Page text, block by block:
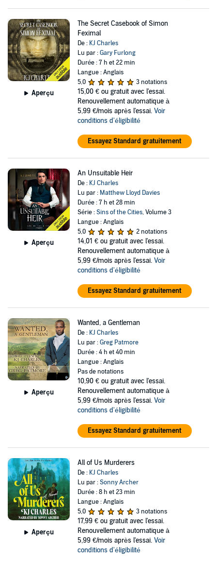
Aperçu
The Secret Casebook of Simon
Feximal
De : KJ Charles
Lu par :Gary Furlong
Durée : 7 h et 22 min
Langue : Anglais
5,0
3 notations
15,00 € ou gratuit avec l'essai.
Renouvellement automatique à
5,99 €/mois après l'essai. Voir
conditions d'éligibilité
Essayez Standard gratuitement
Aperçu
An Unsuitable Heir
De : KJ Charles
Lu par : Matthew Lloyd Davies
Durée : 7 h et 28 min
Série :Sins of the Cities, Volume 3
Langue : Anglais
5,0
2 notations
14,01 € ou gratuit avec l'essai.
Renouvellement automatique à
5,99 €/mois après l'essai. Voir
conditions d'éligibilité
Essayez Standard gratuitement
Aperçu
Wanted, a Gentleman
De : KJ Charles
Lu par :Greg Patmore
Durée : 4 h et 40 min
Langue : Anglais
Pas de notations
10,90 € ou gratuit avec l'essai.
Renouvellement automatique à
5,99 €/mois après l'essai. Voir
conditions d'éligibilité
Essayez Standard gratuitement
Aperçu
All of Us Murderers
De : KJ Charles
Lu par :Sonny Archer
Durée : 8 h et 23 min
Langue : Anglais
5,0
3 notations
17,99 € ou gratuit avec l'essai.
Renouvellement automatique à
5,99 €/mois après l'essai. Voir
conditions d'éligibilité